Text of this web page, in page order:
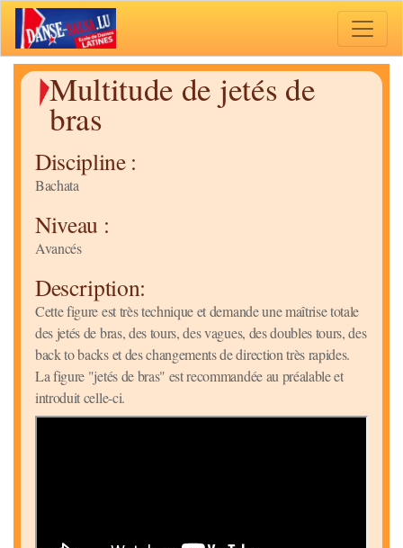
Multitude de jetés de
bras
Discipline :
Bachata
Niveau :
Avancés
Description:
Cette figure est très technique et demande une maîtrise totale
des jetés de bras, des tours, des vagues, des doubles tours, des
back to backs et des changements de direction très rapides.
La figure "jetés de bras" est recommandée au préalable et
introduit celle-ci.